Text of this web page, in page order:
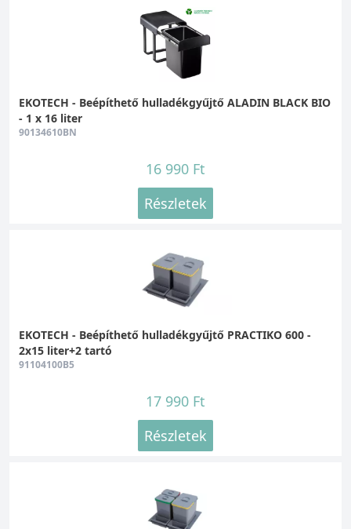
EKOTECH - Beépíthető hulladékgyűjtő ALADIN BLACK BIO
- 1 x 16 liter
90134610BN
16 990 Ft
Részletek
EKOTECH - Beépíthető hulladékgyűjtő PRACTIKO 600 -
2x15 liter+2 tartó
91104100B5
17 990 Ft
Részletek